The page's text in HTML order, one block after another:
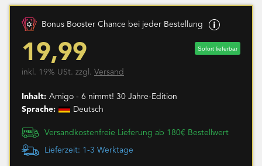
Bonus Booster Chance bei jeder Bestellung
19,99 Sofort lieferbar
inkl. 19% USt. zzgl. Versand
Inhalt: Amigo - 6 nimmt! 30 Jahre-Edition
Sprache:
Deutsch
Versandkostenfreie Lieferung ab 180€ Bestellwert
Lieferzeit: 1-3 Werktage